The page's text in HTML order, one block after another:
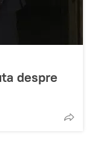
despre